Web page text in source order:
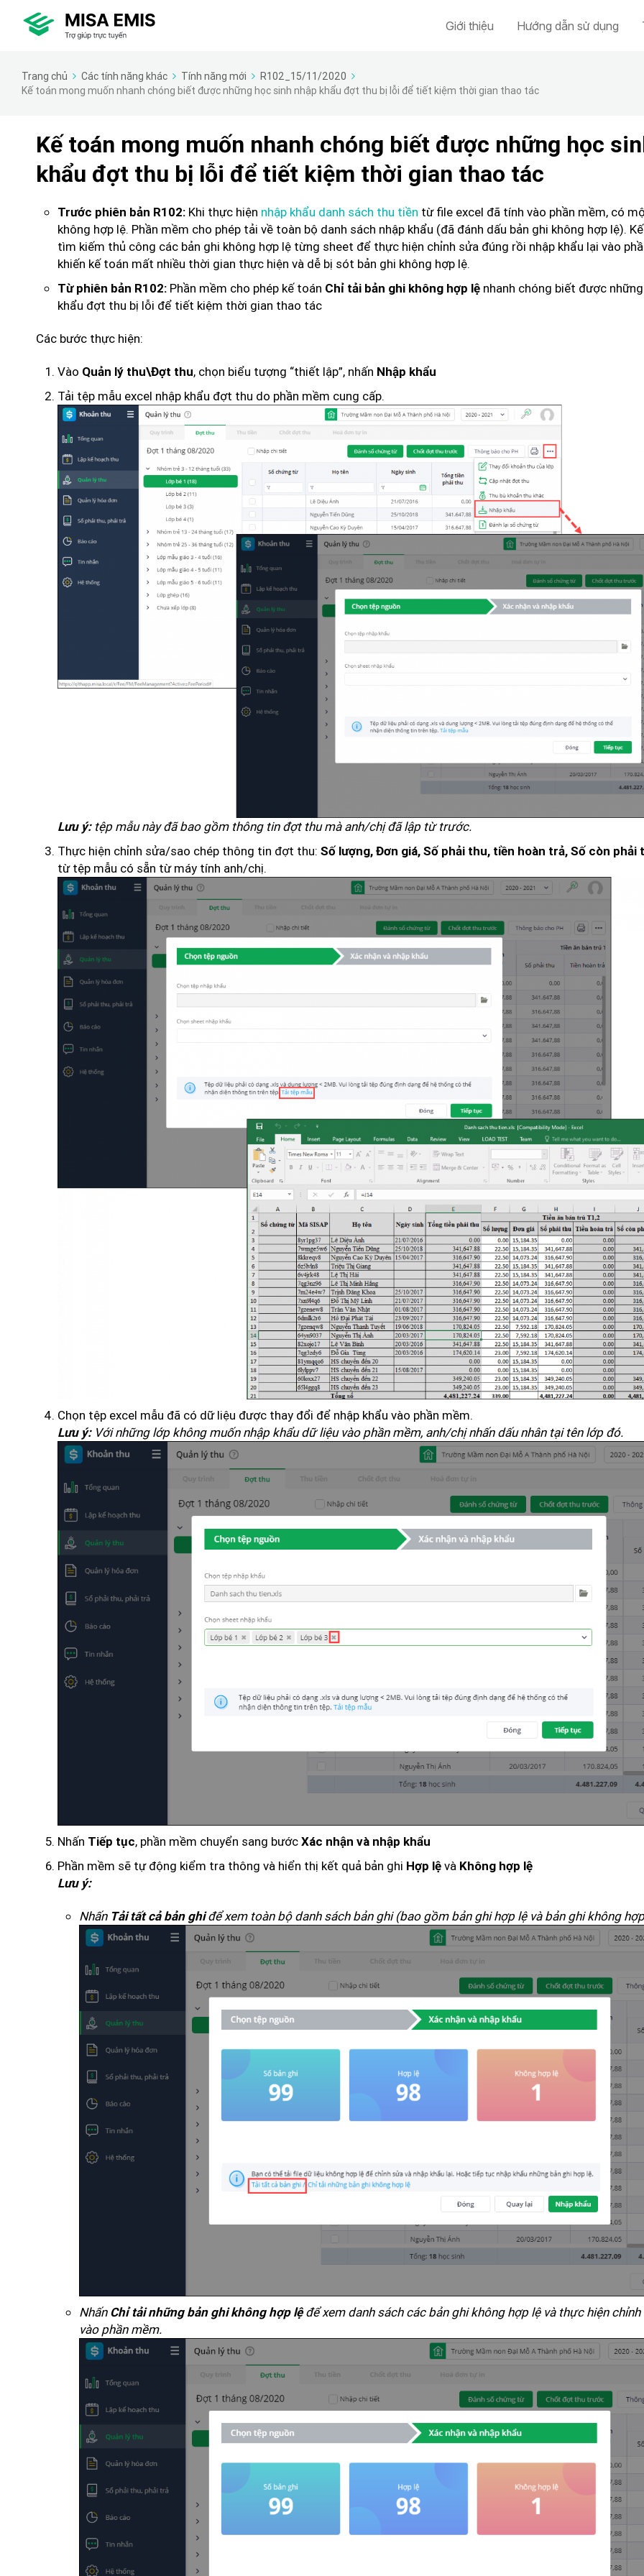
Giới thiệu Hướng dẫn sử dụng
Trang chủ Các tính năng khác Tính năng mới
R102_15/11/2020
Kế toán mong muốn nhanh chóng biết được những học sinh nhập khẩu đợt thu bị lỗi để tiết kiệm thời gian thao tác
Kế toán mong muốn nhanh chóng biết được những học
khẩu đợt thu bị lỗi để tiết kiệm thời gian thao tác
Trước phiên bản R102: Khi thực hiện nhập khẩu danh sách thu tiền từ file excel đã tính vào phần mềm, có
không hợp lệ. Phần mềm cho phép tải về toàn bộ danh sách nhập khẩu (đã đánh dấu bản ghi không hợp lệ).
tìm kiếm thủ công các bản ghi không hợp lệ từng sheet để thực hiện chỉnh sửa đúng rồi nhập khẩu lại vào
khiến kế toán mất nhiều thời gian thực hiện và dễ bị sót bản ghi không hợp lệ.
Từ phiên bản R102: Phần mềm cho phép kế toán Chỉ tải bản ghi không hợp lệ nhanh chóng biết được
khẩu đợt thu bị lỗi để tiết kiệm thời gian thao tác
Các bước thực hiện:
Vào Quản lý thu\Đợt thu, chọn biểu tượng “thiết lập”, nhấn Nhập khẩu
Tải tệp mẫu excel nhập khẩu đợt thu do phần mềm cung cấp.
Lưu ý:tệp mẫu này đã bao gồm thông tin đợt thu mà anh/chị đã lập từ trước.
Thực hiện chỉnh sửa/sao chép thông tin đợt thu: Số lượng, Đơn giá, Số phải thu, tiền hoàn trả, Số còn phải
từ tệp mẫu có sẵn từ máy tính anh/chị.
Chọn tệp excel mẫu đã có dữ liệu được thay đổi để nhập khẩu vào phần mềm.
Lưu ý:Với những lớp không muốn nhập khẩu dữ liệu vào phần mềm, anh/chị nhấn dấu nhân tại tên lớp đó.
Nhấn Tiếp tục, phần mềm chuyển sang bước Xác nhận và nhập khẩu
Phần mềm sẽ tự động kiểm tra thông và hiển thị kết quả bản ghi Hợp lệ và Không hợp lệ
Lưu ý:
Nhấn Tải tất cả bản ghiđể xem toàn bộ danh sách bản ghi (bao gồm bản ghi hợp lệ và bản ghi không
Nhấn Chỉ tải những bản ghi không hợp lệđể xem danh sách các bản ghi không hợp lệ và thực hiện chỉnh
vào phần mềm.